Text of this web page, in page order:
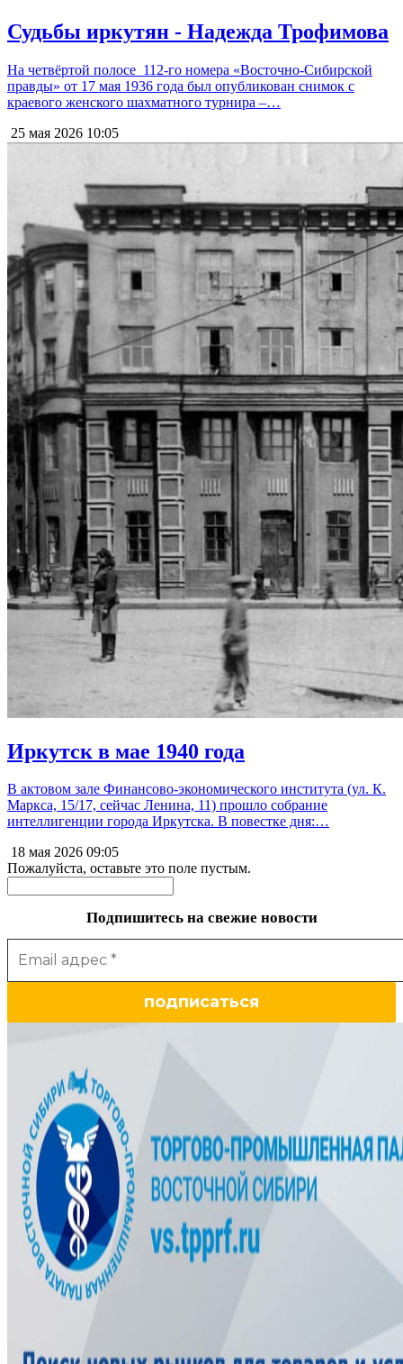
Судьбы иркутян - Надежда Трофимова
На четвёртой полосе 112-го номера «Восточно-Сибирской
правды» от 17 мая 1936 года был опубликован снимок с
краевого женского шахматного турнира –…
25 мая 2026 10:05
Иркутск в мае 1940 года
В актовом зале Финансово-экономического института (ул. К.
Маркса, 15/17, сейчас Ленина, 11) прошло собрание
интеллигенции города Иркутска. В повестке дня:…
18 мая 2026 09:05
Пожалуйста, оставьте это поле пустым.
Подпишитесь на свежие новости